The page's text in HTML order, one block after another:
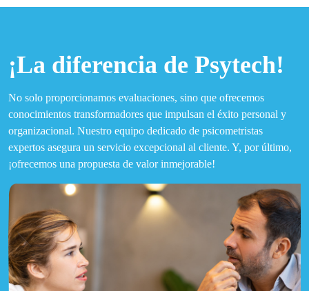
¡La diferencia de Psytech!
No solo proporcionamos evaluaciones, sino que ofrecemos
conocimientos transformadores que impulsan el éxito personal y
organizacional. Nuestro equipo dedicado de psicometristas
expertos asegura un servicio excepcional al cliente. Y, por último,
¡ofrecemos una propuesta de valor inmejorable!